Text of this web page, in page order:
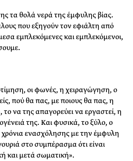
τα θολά νερά της έμφυλης βίας.
που εξηγούν τον εφιάλτη από
εμπλεκόμενες και εμπλεκόμενοι,
οι φωνές, η χειραγώγηση, ο
πού θα πας, με ποιους θα πας, η
να της απαγορεύει να εργαστεί, η
της. Και φυσικά, το ξύλο, ο
ενασχόλησης με την έμφυλη
στο συμπέρασμα ότι είναι
και μετά σωματική».